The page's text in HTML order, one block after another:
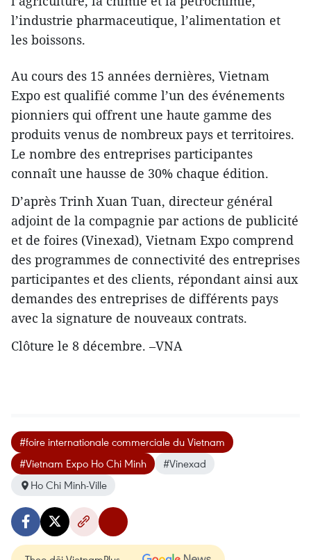
l’industrie pharmaceutique, l’alimentation et
les boissons.
Au cours des 15 années dernières, Vietnam
Expo est qualifié comme l’un des événements
pionniers qui offrent une haute gamme des
produits venus de nombreux pays et territoires.
Le nombre des entreprises participantes
connaît une hausse de 30% chaque édition.
D’après Trinh Xuan Tuan, directeur général
adjoint de la compagnie par actions de publicité
et de foires (Vinexad), Vietnam Expo comprend
des programmes de connectivité des entreprises
participantes et des clients, répondant ainsi aux
demandes des entreprises de différents pays
avec la signature de nouveaux contrats.
Clôture le 8 décembre. –VNA
#foire internationale commerciale du Vietnam
#Vietnam Expo Ho Chi Minh
#Vinexad
Ho Chi Minh-Ville